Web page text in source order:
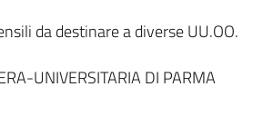
da destinare a diverse UU.OO.
UNIVERSITARIA DI PARMA